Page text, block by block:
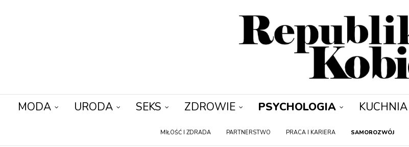
MODA URODA SEKS ZDROWIE PSYCHOLOGIA KUCHNIA
MIŁOŚĆ I ZDRADA PARTNERSTWO PRACA I KARIERA SAMOROZWÓJ